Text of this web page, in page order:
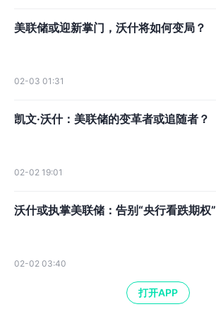
美联储或迎新掌门，沃什将如何变局？
02-03 01:31
凯文·沃什：美联储的变革者或追随者？
02-02 19:01
沃什或执掌美联储：告别“央行看跌期权”
02-02 03:40
打开APP